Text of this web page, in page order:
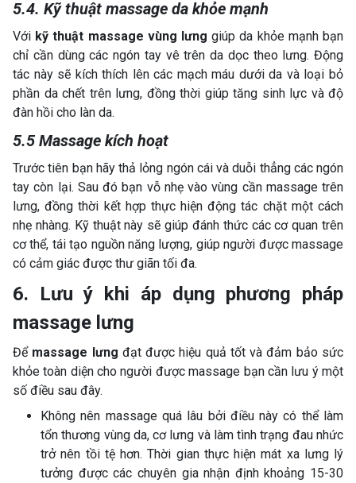
5.4. Kỹ thuật massage da khỏe mạnh
Với kỹ thuật massage vùng lưng giúp da khỏe mạnh bạn
chỉ cần dùng các ngón tay vê trên da dọc theo lưng. Động
tác này sẽ kích thích lên các mạch máu dưới da và loại bỏ
phần da chết trên lưng, đồng thời giúp tăng sinh lực và độ
đàn hồi cho làn da.
5.5 Massage kích hoạt
Trước tiên bạn hãy thả lỏng ngón cái và duỗi thẳng các ngón
tay còn lại. Sau đó bạn vỗ nhẹ vào vùng cần massage trên
lưng, đồng thời kết hợp thực hiện động tác chặt một cách
nhẹ nhàng. Kỹ thuật này sẽ giúp đánh thức các cơ quan trên
cơ thể, tái tạo nguồn năng lượng, giúp người được massage
có cảm giác được thư giãn tối đa.
6. Lưu ý khi áp dụng phương pháp
massage lưng
Để massage lưng đạt được hiệu quả tốt và đảm bảo sức
khỏe toàn diện cho người được massage bạn cần lưu ý một
số điều sau đây.
Không nên massage quá lâu bởi điều này có thể làm
tổn thương vùng da, cơ lưng và làm tình trạng đau nhức
trở nên tồi tệ hơn. Thời gian thực hiện mát xa lưng lý
tưởng được các chuyên gia nhận định khoảng 15-30